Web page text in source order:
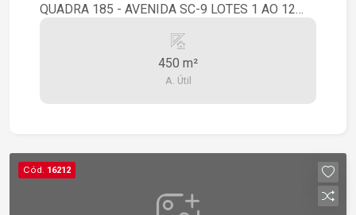
QUADRA 185 - AVENIDA SC-9 LOTES 1 AO 12
QUADRA 187 - AVENIDA SC LOTES 1 AO 13
QUADRA 188 - AVENIDA C-10 LOTES 1 AO 8
QUADRA 189 - AVENIDA SC-10 LOTES 1 AO 6
450 m²
A. Útil
Cód. 16212